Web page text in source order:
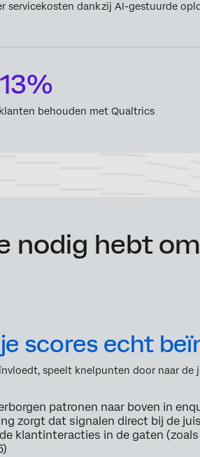
servicekosten dankzij AI-gestuurde
behouden met Qualtrics
nodig hebt
scores echt
speelt knelpunten door naar
patronen naar boven in
zorgt dat signalen direct bij de
klantinteracties in de gaten